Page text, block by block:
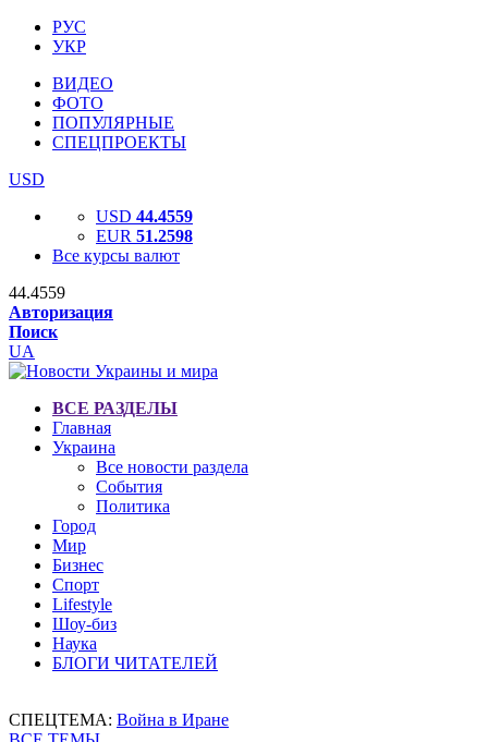
РУС
УКР
ВИДЕО
ФОТО
ПОПУЛЯРНЫЕ
СПЕЦПРОЕКТЫ
USD
USD 44.4559
EUR 51.2598
Все курсы валют
44.4559
Авторизация
Поиск
UA
ВСЕ РАЗДЕЛЫ
Главная
Украина
Все новости раздела
События
Политика
Город
Мир
Бизнес
Спорт
Lifestyle
Шоу-биз
Наука
БЛОГИ ЧИТАТЕЛЕЙ
СПЕЦТЕМА: Война в Иране